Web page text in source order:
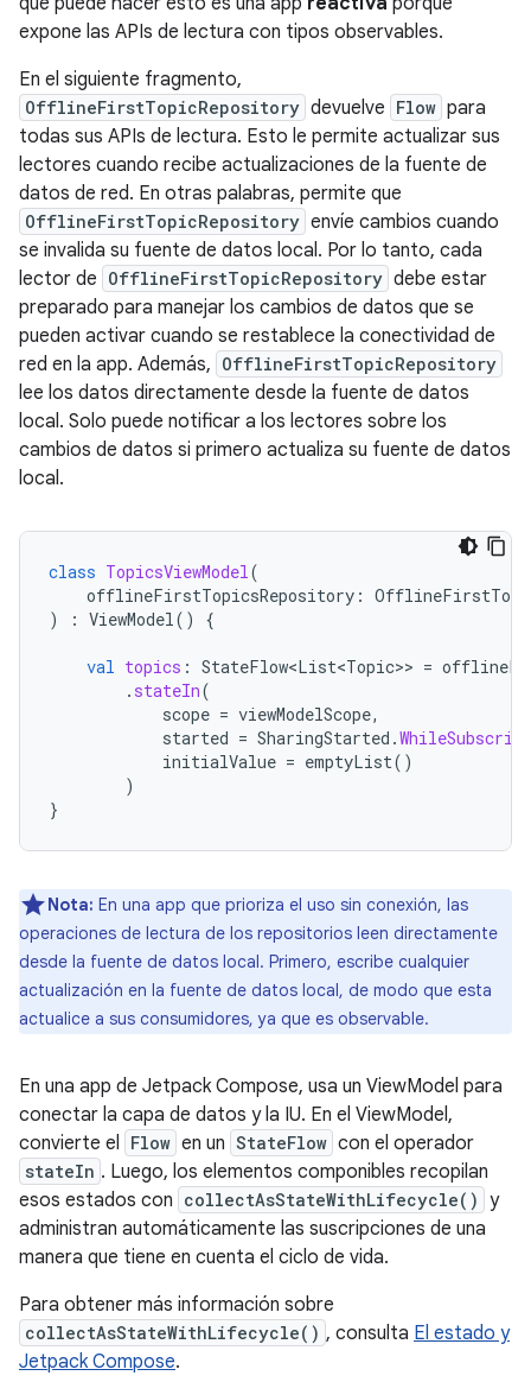
expone las APIs de lectura con tipos observables.
En el siguiente fragmento,
OfflineFirstTopicRepository devuelve Flow para
todas sus APIs de lectura. Esto le permite actualizar sus
lectores cuando recibe actualizaciones de la fuente de
datos de red. En otras palabras, permite que
OfflineFirstTopicRepository envíe cambios cuando
se invalida su fuente de datos local. Por lo tanto, cada
lector de OfflineFirstTopicRepository debe estar
preparado para manejar los cambios de datos que se
pueden activar cuando se restablece la conectividad de
red en la app. Además, OfflineFirstTopicRepository
lee los datos directamente desde la fuente de datos
local. Solo puede notificar a los lectores sobre los
cambios de datos si primero actualiza su fuente de datos
local.
class TopicsViewModel(
offlineFirstTopicsRepository :
)
: ViewModel() {
val topics : StateFlow<List<Topic>> =
. stateIn(
scope = viewModelScope,
started = SharingStarted .
initialValue = emptyList()
)
}
Nota: En una app que prioriza el uso sin conexión, las
operaciones de lectura de los repositorios leen directamente
desde la fuente de datos local. Primero, escribe cualquier
actualización en la fuente de datos local, de modo que esta
actualice a sus consumidores, ya que es observable.
En una app de Jetpack Compose, usa un ViewModel para
conectar la capa de datos y la IU. En el ViewModel,
convierte el Flow en un StateFlow con el operador
stateIn . Luego, los elementos componibles recopilan
esos estados con collectAsStateWithLifecycle() y
administran automáticamente las suscripciones de una
manera que tiene en cuenta el ciclo de vida.
Para obtener más información sobre
collectAsStateWithLifecycle() , consulta El estado y
Jetpack Compose.